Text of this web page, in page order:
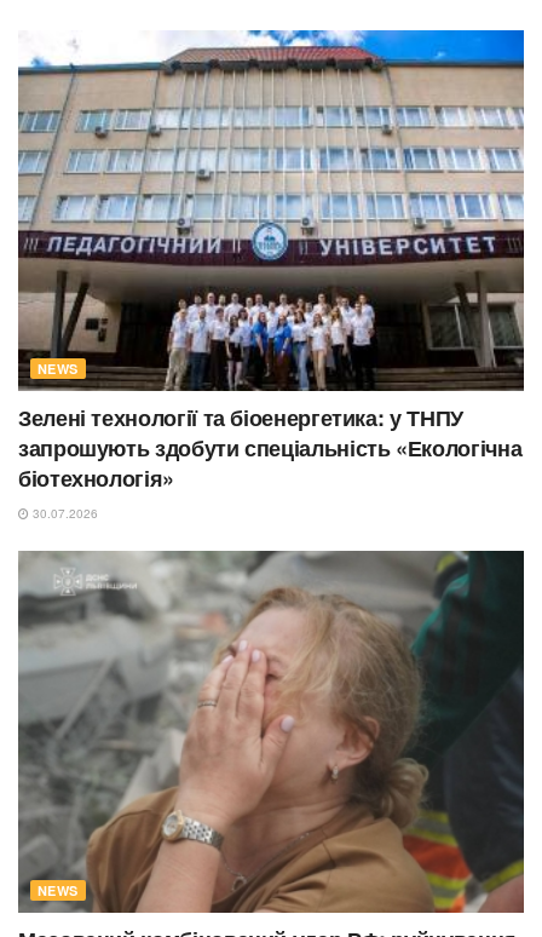
NEWS
Зелені технології та біоенергетика: у ТНПУ
запрошують здобути спеціальність «Екологічна
біотехнологія»
30.07.2026
NEWS